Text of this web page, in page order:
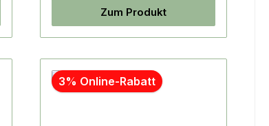
Zum Produkt
3% Online-Rabatt